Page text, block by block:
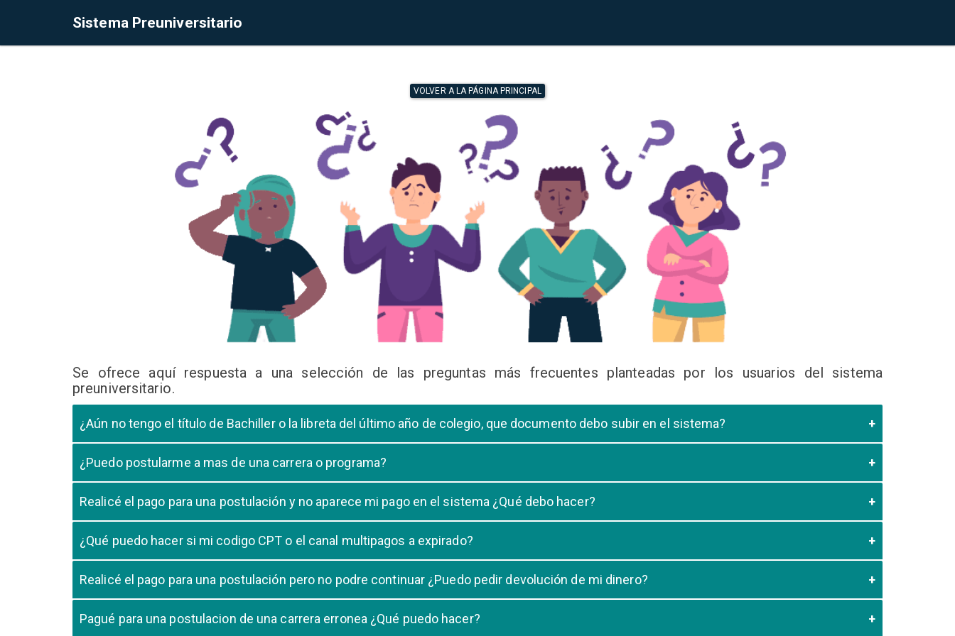
Sistema Preuniversitario
VOLVER A LA PÁGINA PRINCIPAL
Se ofrece aquí respuesta a una selección de las preguntas más frecuentes planteadas por los usuarios del sistema
preuniversitario.
¿Aún no tengo el título de Bachiller o la libreta del último año de colegio, que documento debo subir en el sistema?
cursando el ultimo año.
¿Puedo postularme a mas de una carrera o programa?
Realicé el pago para una postulación y no aparece mi pago en el sistema ¿Qué debo hacer?
pago, debe comunicarse con su unidad de admisión e indicar que no se registró su pago.
¿Qué puedo hacer si mi codigo CPT o el canal multipagos a expirado?
su postulación.
Realicé el pago para una postulación pero no podre continuar ¿Puedo pedir devolución de mi dinero?
Pagué para una postulacion de una carrera erronea ¿Qué puedo hacer?